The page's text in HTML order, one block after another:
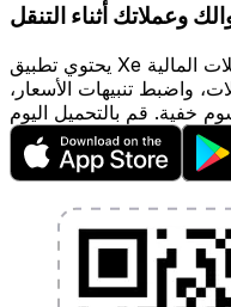
وعملاتك أثناء التنقل
يحتوي تطبيق Xe على كل ما تحتاجه لإجراء التحويلات المالية
واضبط تنبيهات الأسعار،